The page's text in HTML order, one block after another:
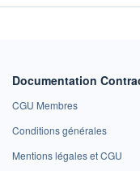
Documentation
CGU Membres
Conditions générales
Mentions légales et CGU